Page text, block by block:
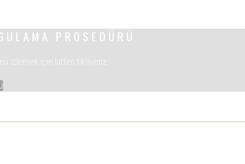
PROSEDÜRÜ
izlemek için lütfen tıklayınız.